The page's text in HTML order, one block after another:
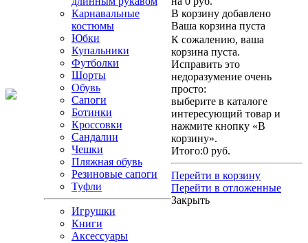
Карнавальные
костюмы
Юбки
Купальники
Футболки
Шорты
Обувь
Сапоги
Ботинки
Кроссовки
Сандалии
Чешки
Пляжная обувь
Резиновые сапоги
Туфли
Игрушки
Книги
Аксессуары
В корзину добавлено
Ваша корзина пуста
К сожалению, ваша
корзина пуста.
Исправить это
недоразумение очень
просто:
выберите в каталоге
интересующий товар и
нажмите кнопку «В
корзину».
Итого:0 руб.
Перейти в корзину
Перейти в отложенные
Закрыть